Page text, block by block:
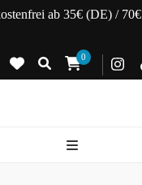
ab 35€ (DE) / 70€
0